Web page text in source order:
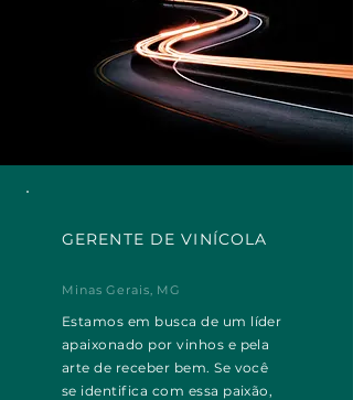
GERENTE DE VINÍCOLA
Minas Gerais, MG
Estamos em busca de um líder
apaixonado por vinhos e pela
arte de receber bem. Se você
se identifica com essa paixão,